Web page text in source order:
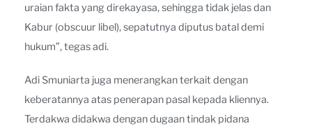
uraian fakta yang direkayasa, sehingga tidak jelas dan
Kabur (obscuur libel), sepatutnya diputus batal demi
hukum”, tegas adi.
Adi Smuniarta juga menerangkan terkait dengan
keberatannya atas penerapan pasal kepada kliennya.
Terdakwa didakwa dengan dugaan tindak pidana